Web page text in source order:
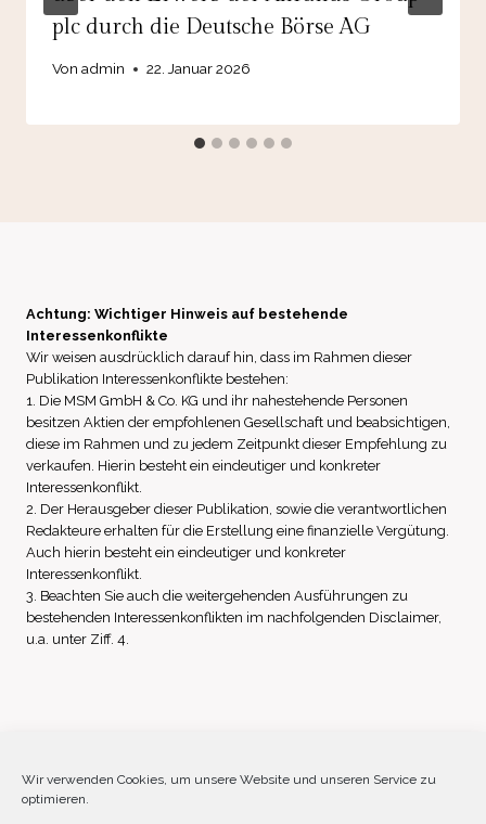
Wir verwenden Cookies, um unsere Website und unseren Service zu
optimieren.
plc durch die Deutsche Börse AG
Von admin 22. Januar 2026
Achtung: Wichtiger Hinweis auf bestehende
Interessenkonflikte
Wir weisen ausdrücklich darauf hin, dass im Rahmen dieser
Publikation Interessenkonflikte bestehen:
1. Die MSM GmbH & Co. KG und ihr nahestehende Personen
besitzen Aktien der empfohlenen Gesellschaft und beabsichtigen,
diese im Rahmen und zu jedem Zeitpunkt dieser Empfehlung zu
verkaufen. Hierin besteht ein eindeutiger und konkreter
Interessenkonflikt.
2. Der Herausgeber dieser Publikation, sowie die verantwortlichen
Redakteure erhalten für die Erstellung eine finanzielle Vergütung.
Auch hierin besteht ein eindeutiger und konkreter
Interessenkonflikt.
3. Beachten Sie auch die weitergehenden Ausführungen zu
bestehenden Interessenkonflikten im nachfolgenden Disclaimer,
u.a. unter Ziff. 4.
Impressum Datenschutz
Disclaimer